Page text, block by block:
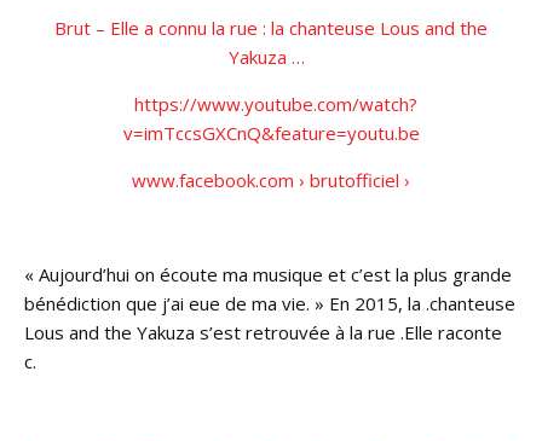
Brut – Elle a connu la rue : la chanteuse Lous and the
Yakuza …
https://www.youtube.com/watch?
v=imTccsGXCnQ&feature=youtu.be
www.facebook.com › brutofficiel ›
« Aujourd’hui on écoute ma musique et c’est la plus grande
bénédiction que j’ai eue de ma vie. » En 2015, la .chanteuse
Lous and the Yakuza s’est retrouvée à la rue .Elle raconte
c.